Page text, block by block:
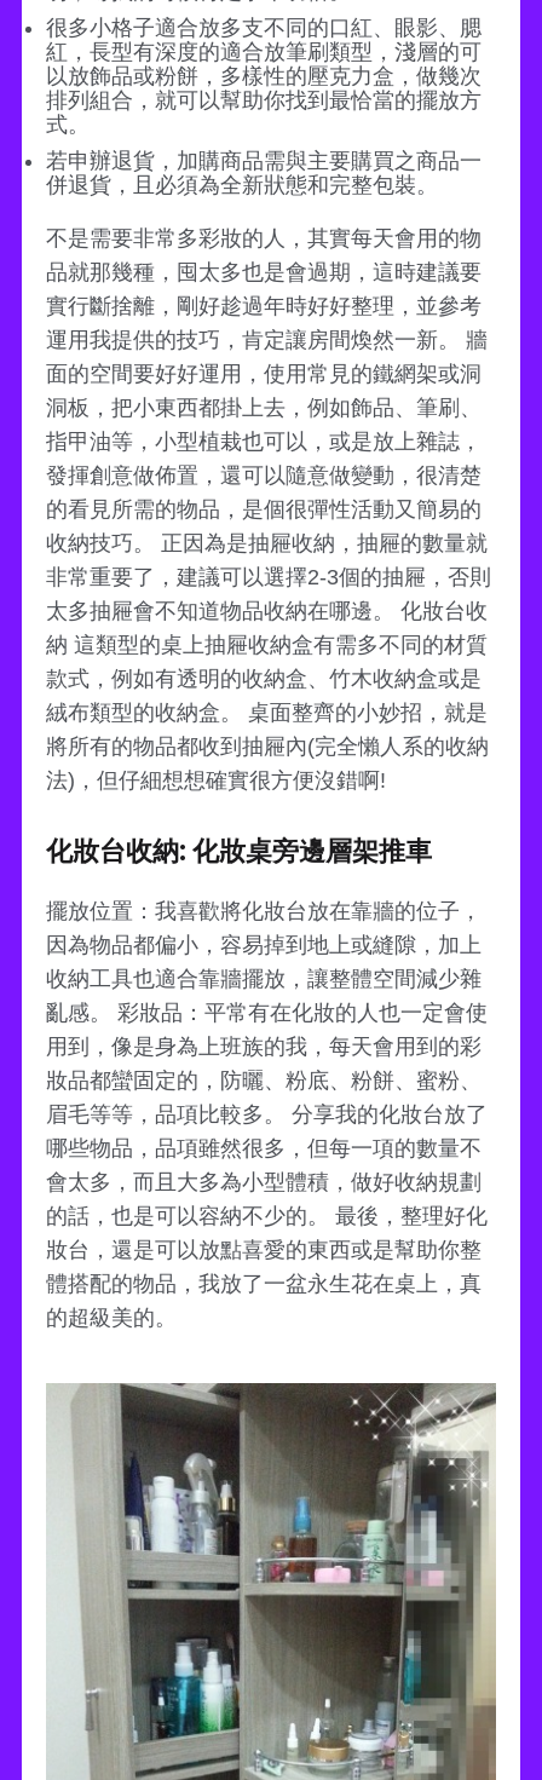
很多小格子適合放多支不同的口紅、眼影、腮
紅，長型有深度的適合放筆刷類型，淺層的可
以放飾品或粉餅，多樣性的壓克力盒，做幾次
排列組合，就可以幫助你找到最恰當的擺放方
式。
若申辦退貨，加購商品需與主要購買之商品一
併退貨，且必須為全新狀態和完整包裝。
不是需要非常多彩妝的人，其實每天會用的物
品就那幾種，囤太多也是會過期，這時建議要
實行斷捨離，剛好趁過年時好好整理，並參考
運用我提供的技巧，肯定讓房間煥然一新。 牆
面的空間要好好運用，使用常見的鐵網架或洞
洞板，把小東西都掛上去，例如飾品、筆刷、
指甲油等，小型植栽也可以，或是放上雜誌，
發揮創意做佈置，還可以隨意做變動，很清楚
的看見所需的物品，是個很彈性活動又簡易的
收納技巧。 正因為是抽屜收納，抽屜的數量就
非常重要了，建議可以選擇2-3個的抽屜，否則
太多抽屜會不知道物品收納在哪邊。 化妝台收
納 這類型的桌上抽屜收納盒有需多不同的材質
款式，例如有透明的收納盒、竹木收納盒或是
絨布類型的收納盒。 桌面整齊的小妙招，就是
將所有的物品都收到抽屜內(完全懶人系的收納
法)，但仔細想想確實很方便沒錯啊!
化妝台收納: 化妝桌旁邊層架推車
擺放位置：我喜歡將化妝台放在靠牆的位子，
因為物品都偏小，容易掉到地上或縫隙，加上
收納工具也適合靠牆擺放，讓整體空間減少雜
亂感。 彩妝品：平常有在化妝的人也一定會使
用到，像是身為上班族的我，每天會用到的彩
妝品都蠻固定的，防曬、粉底、粉餅、蜜粉、
眉毛等等，品項比較多。 分享我的化妝台放了
哪些物品，品項雖然很多，但每一項的數量不
會太多，而且大多為小型體積，做好收納規劃
的話，也是可以容納不少的。 最後，整理好化
妝台，還是可以放點喜愛的東西或是幫助你整
體搭配的物品，我放了一盆永生花在桌上，真
的超級美的。